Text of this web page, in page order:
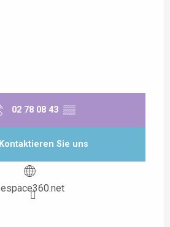
02 78 08 43 ▒▒
Kontaktieren Sie uns
espace360.net